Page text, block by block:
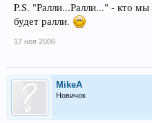
P.S. "Ралли...Ралли..." - кто
будет ралли.
17 ноя 2006
MikeA
Новичок